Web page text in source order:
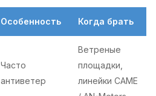
Особенность Когда брать
Часто
антиветер
Ветреные
площадки,
линейки CAME